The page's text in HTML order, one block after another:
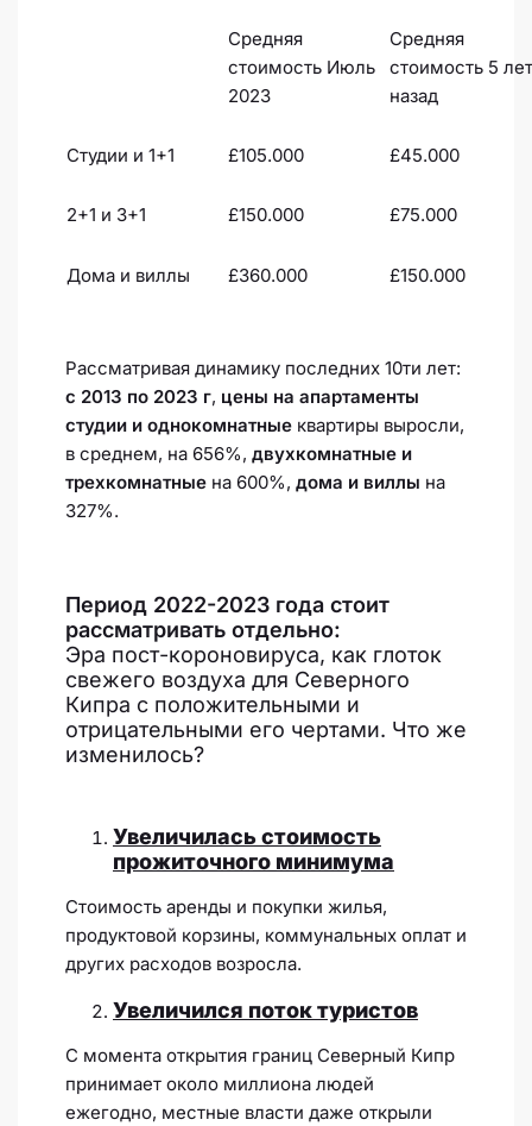
Средняя
стоимость Июль
2023
Средняя
стоимость 5 лет
назад
Студии и 1+1 £105.000 £45.000
2+1 и 3+1 £150.000 £75.000
Дома и виллы £360.000 £150.000
Рассматривая динамику последних 10ти лет:
с 2013 по 2023 г, цены на апартаменты
студии и однокомнатные квартиры выросли,
в среднем, на 656%, двухкомнатные и
трехкомнатные на 600%, дома и виллы на
327%.
Период 2022-2023 года стоит
рассматривать отдельно:
Эра пост-короновируса, как глоток
свежего воздуха для Северного
Кипра с положительными и
отрицательными его чертами. Что же
изменилось?
Увеличилась стоимость
прожиточного минимума
Стоимость аренды и покупки жилья,
продуктовой корзины, коммунальных оплат и
других расходов возросла.
Увеличился поток туристов
С момента открытия границ Северный Кипр
принимает около миллиона людей
ежегодно, местные власти даже открыли